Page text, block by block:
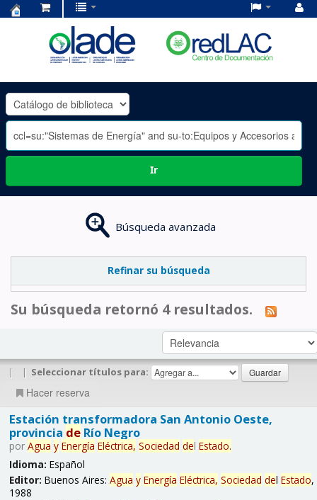
OLADE
-
Ir
Búsqueda avanzada
Refinar su búsqueda
Su búsqueda retornó 4 resultados.
| | Seleccionar títulos para:
Hacer reserva
Estación transformadora San Antonio Oeste,
provincia deRío Negro
por Agua y Energía Eléctrica, Sociedad del Estado.
Idioma: Español
Editor: Buenos Aires: Agua y Energía Eléctrica, Sociedad del Estado,
1988